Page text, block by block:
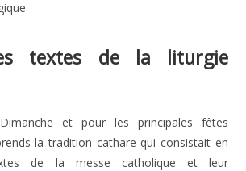
textes de la liturgie
et pour les principales fêtes
la tradition cathare qui consistait en
de la messe catholique et leur